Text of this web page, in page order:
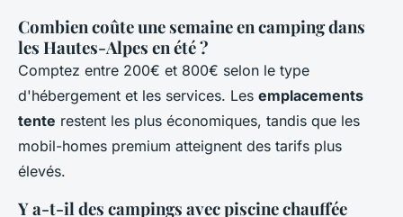
Combien coûte une semaine en camping dans
les Hautes-Alpes en été ?
Comptez entre 200€ et 800€ selon le type
d'hébergement et les services. Les emplacements
tente restent les plus économiques, tandis que les
mobil-homes premium atteignent des tarifs plus
élevés.
Y a-t-il des campings avec piscine chauffée